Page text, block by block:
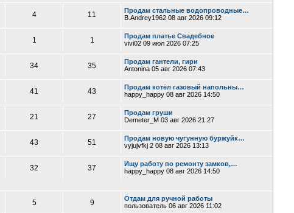
4 11
Продам стальные водопроводные…
B.Andrey1962 08 авг 2026 09:12
1 1
Продам платье Свадебное
vivi02 09 июл 2026 07:25
34 35
Продам гантели, гири
Antonina 05 авг 2026 07:43
41 43
Продам котёл газовый напольны…
happy_happy 08 авг 2026 14:50
21 27
Продам груши
Demeter_M 03 авг 2026 21:27
43 51
Продам новую чугунную буржуйк…
vyjujvfkj 2 08 авг 2026 13:13
32 37
Ищу работу по ремонту замков,…
happy_happy 08 авг 2026 14:50
5 9
Отдам для ручной работы
пользователь 06 авг 2026 11:02